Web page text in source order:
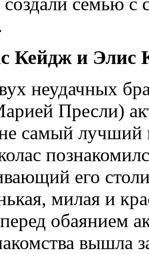
Кейдж и Элис
неудачных
Пресли)
не самый
его
милая и
обаянием
вышла